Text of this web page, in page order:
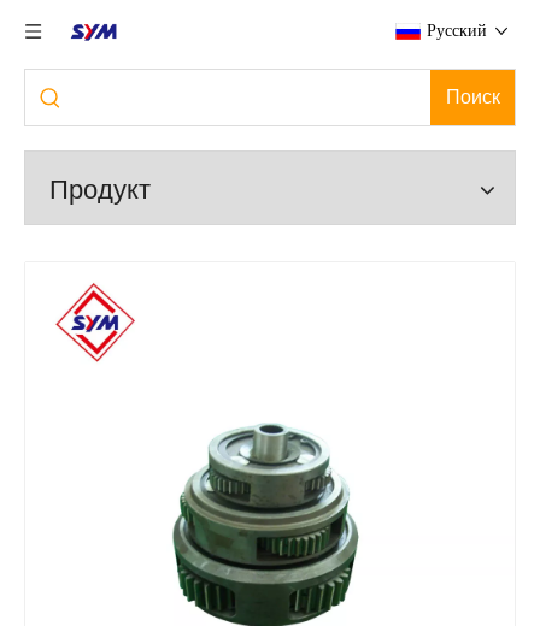
Pусский
Поиск
Продукт